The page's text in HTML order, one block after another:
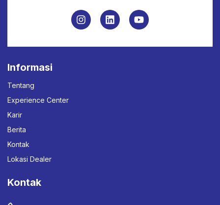
Informasi
Tentang
Experience Center
Karir
Berita
Kontak
Lokasi Dealer
Kontak